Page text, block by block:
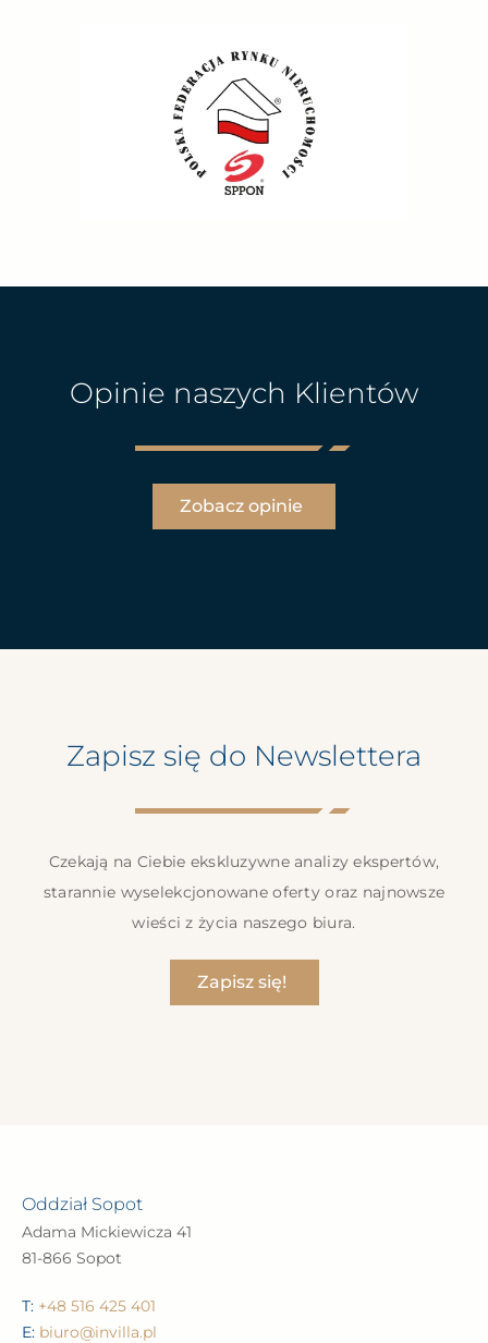
Opinie naszych Klientów
Zobacz opinie
Zapisz się do Newslettera
Czekają na Ciebie ekskluzywne analizy ekspertów,
starannie wyselekcjonowane oferty oraz najnowsze
wieści z życia naszego biura.
Zapisz się!
Oddział Sopot
Adama Mickiewicza 41
81-866 Sopot
T: +48 516 425 401
E: biuro@invilla.pl